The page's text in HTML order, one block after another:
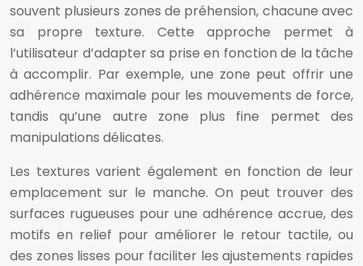
souvent plusieurs zones de préhension, chacune avec
sa propre texture. Cette approche permet à
l’utilisateur d’adapter sa prise en fonction de la tâche
à accomplir. Par exemple, une zone peut offrir une
adhérence maximale pour les mouvements de force,
tandis qu’une autre zone plus fine permet des
manipulations délicates.
Les textures varient également en fonction de leur
emplacement sur le manche. On peut trouver des
surfaces rugueuses pour une adhérence accrue, des
motifs en relief pour améliorer le retour tactile, ou
des zones lisses pour faciliter les ajustements rapides